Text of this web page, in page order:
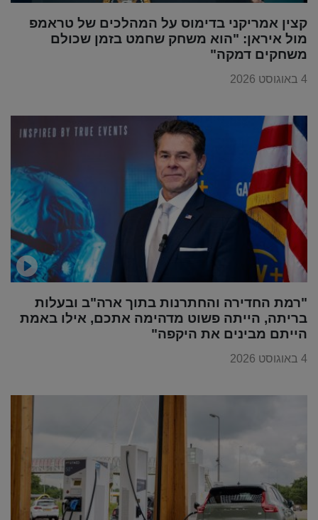
קצין אמריקני בדימוס על המהלכים של טראמפ
מול איראן: "הוא משחק שחמט בזמן שכולם
משחקים דמקה"
4 באוגוסט 2026
"רמת החדירה והחתרנות בתוך ארה"ב ובעלות
בריתה, הייתה פשוט מדהימה אתכם, אילו באמת
הייתם מבינים את היקפה"
4 באוגוסט 2026